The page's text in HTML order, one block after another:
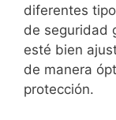
diferentes
de seguridad
esté bien
de manera
protección.